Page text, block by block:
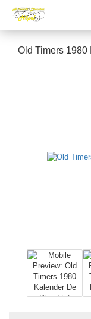
Old Timers 1980